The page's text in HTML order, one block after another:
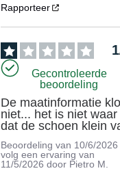
Rapporteer
1
Gecontroleerde
beoordeling
De maatinformatie
niet... het is niet waar
dat de schoen klein
Beoordeling van 10/6/2026
volg een ervaring van
11/5/2026 door Pietro M.